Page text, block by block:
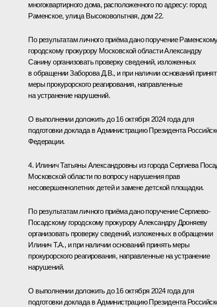
многоквартирного дома, расположенного по адресу: город
Раменское, улица Высоковольтная, дом 22.
По результатам личного приёма дано поручение
городскому прокурору Московской области Александру
Санину организовать проверку сведений, изложенных
в обращении Заборова Д.В., и при наличии оснований
меры прокурорского реагирования, направленные
на устранение нарушений.
О выполнении доложить до 16 октября 2024 года для
подготовки доклада в Администрацию Президента
Федерации.
4. Илинич Татьяны Александровны из города Сергиева
Московской области по вопросу нарушения прав
несовершеннолетних детей и замене детской площадки.
По результатам личного приёма дано поручение Сергиево-
Посадскому городскому прокурору Александру Дроняеву
организовать проверку сведений, изложенных в обращении
Илинич Т.А., и при наличии оснований принять меры
прокурорского реагирования, направленные на устранение
нарушений.
О выполнении доложить до 16 октября 2024 года для
подготовки доклада в Администрацию Президента